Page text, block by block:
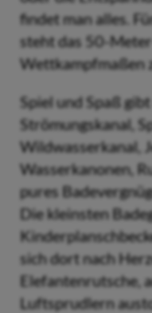
findet man alles.
steht das 50-
Wettkampfmaßen
Spiel und Spaß
Strömungskanal,
Wildwasserkanal,
Wasserkanonen,
pures
Die kleinsten
sich dort nach
Elefantenrutsche,
Luftsprudlern